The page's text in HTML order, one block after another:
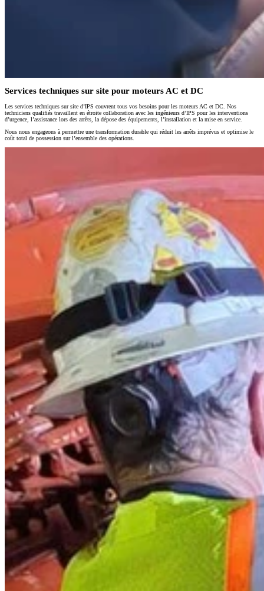
Services techniques sur site pour moteurs AC et DC
Les services techniques sur site d’IPS couvrent tous vos besoins pour les moteurs AC et DC. Nos
techniciens qualifiés travaillent en étroite collaboration avec les ingénieurs d’IPS pour les interventions
d’urgence, l’assistance lors des arrêts, la dépose des équipements, l’installation et la mise en service.
Nous nous engageons à permettre une transformation durable qui réduit les arrêts imprévus et optimise le
coût total de possession sur l’ensemble des opérations.